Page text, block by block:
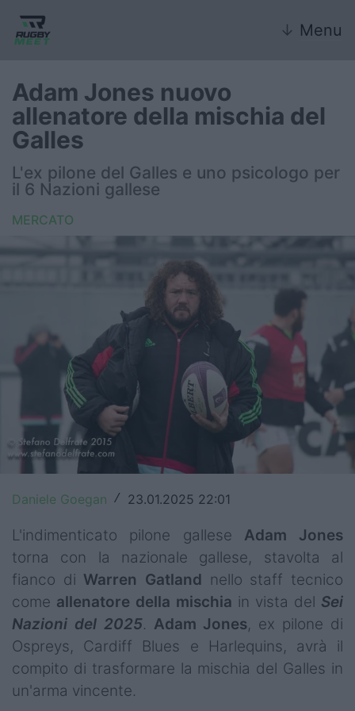
↓ Menu
Nazionale
Nazionali giovanili
Rugby Sevens
United Rugby Championship
Top14
Premiership
Champions Cup
Rugby World Cup
Super Rugby
Rugby in TV
Mercato
Serie A Elite
Adam Jones nuovo
allenatore della mischia del
Galles
L'ex pilone del Galles e uno psicologo per
il 6 Nazioni gallese
MERCATO
Daniele Goegan / 23.01.2025 22:01
L'indimenticato pilone gallese Adam Jones
torna con la nazionale gallese, stavolta al
fianco di Warren Gatland nello staff tecnico
come allenatore della mischia in vista del Sei
Nazioni del 2025. Adam Jones, ex pilone di
Ospreys, Cardiff Blues e Harlequins, avrà il
compito di trasformare la mischia del Galles in
un'arma vincente.